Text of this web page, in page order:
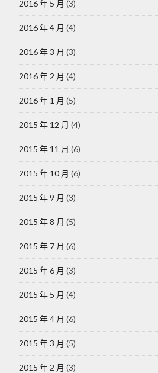
2016 年 5 月 (3)
2016 年 4 月 (4)
2016 年 3 月 (3)
2016 年 2 月 (4)
2016 年 1 月 (5)
2015 年 12 月 (4)
2015 年 11 月 (6)
2015 年 10 月 (6)
2015 年 9 月 (3)
2015 年 8 月 (5)
2015 年 7 月 (6)
2015 年 6 月 (3)
2015 年 5 月 (4)
2015 年 4 月 (6)
2015 年 3 月 (5)
2015 年 2 月 (3)